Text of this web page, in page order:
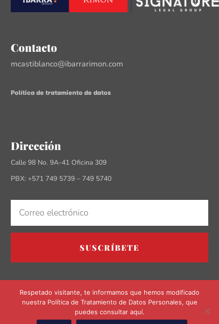
Contacto
mcastiblanco@ibarrarimon.com
Política de tratamiento de datos
Dirección
Calle 98 No. 9A-41 Oficina 309
PBX: +571 749 5739 – 749 5740
SUSCRÍBETE
Respetado visitante, te informamos que hemos modificado
nuestra Política de Tratamiento de Datos Personales, que
puedes consultar aquí.